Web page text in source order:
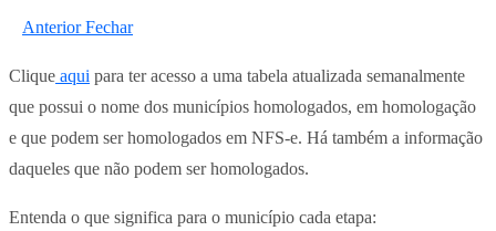
AnteriorFechar
Clique aqui para ter acesso a uma tabela atualizada semanalmente
que possui o nome dos municípios homologados, em homologação
e que podem ser homologados em NFS-e. Há também a informação
daqueles que não podem ser homologados.
Entenda o que significa para o município cada etapa: